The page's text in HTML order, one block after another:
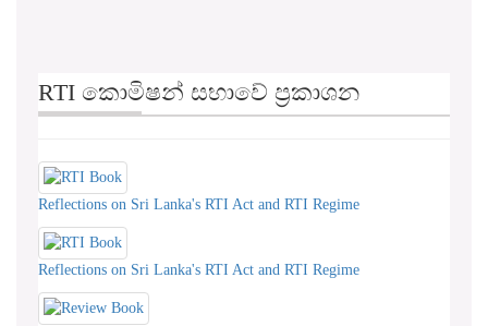
RTI කොමිෂන් සභාවේ ප්‍රකාශන
Reflections on Sri Lanka's RTI Act and RTI Regime
Reflections on Sri Lanka's RTI Act and RTI Regime